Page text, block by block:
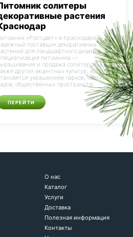
солитеры
растения
«Ростцвет» в Краснодаре — это
поставщик декоративных
для ландшафтного дизайна.
питомника —
и продажа солитеров, а
других акцентных культур, которые
украшением парков, частных
общественных пространств...
ПЕРЕЙТИ
О нас
Каталог
Услуги
Доставка
Полезная информация
Контакты